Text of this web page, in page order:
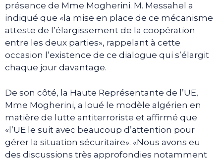
présence de Mme Mogherini. M. Messahel a
indiqué que «la mise en place de ce mécanisme
atteste de l’élargissement de la coopération
entre les deux parties», rappelant à cette
occasion l’existence de ce dialogue qui s’élargit
chaque jour davantage.
De son côté, la Haute Représentante de l’UE,
Mme Mogherini, a loué le modèle algérien en
matière de lutte antiterroriste et affirmé que
«l’UE le suit avec beaucoup d’attention pour
gérer la situation sécuritaire». «Nous avons eu
des discussions très approfondies notamment